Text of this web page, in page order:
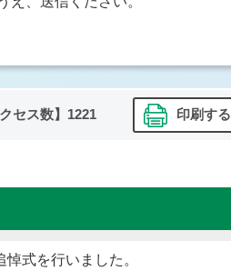
セス数】 1221 印刷する
式を行いました。